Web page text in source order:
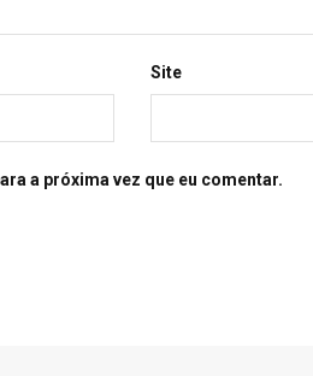
Site
a próxima vez que eu comentar.